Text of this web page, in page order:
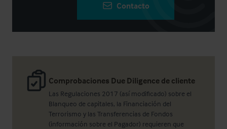
Comprobaciones Due Diligence de cliente
Las Regulaciones 2017 (así modificado) sobre el
Blanqueo de capitales, la Financiación del
Terrorismo y las Transferencias de Fondos
(información sobre el Pagador) requieren que
Contacto